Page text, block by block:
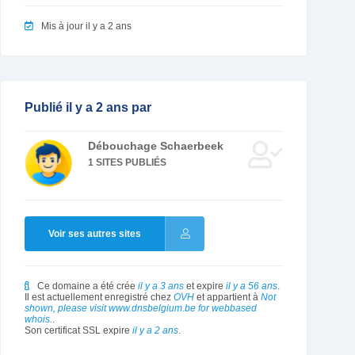
Mis à jour il y a 2 ans
Publié il y a 2 ans par
Débouchage Schaerbeek
1 SITES PUBLIÉS
Voir ses autres sites
Ce domaine a été crée il y a 3 ans et expire il y a 56 ans.
Il est actuellement enregistré chez OVH et appartient à Not
shown, please visit www.dnsbelgium.be for webbased
whois..
Son certificat SSL expire il y a 2 ans.